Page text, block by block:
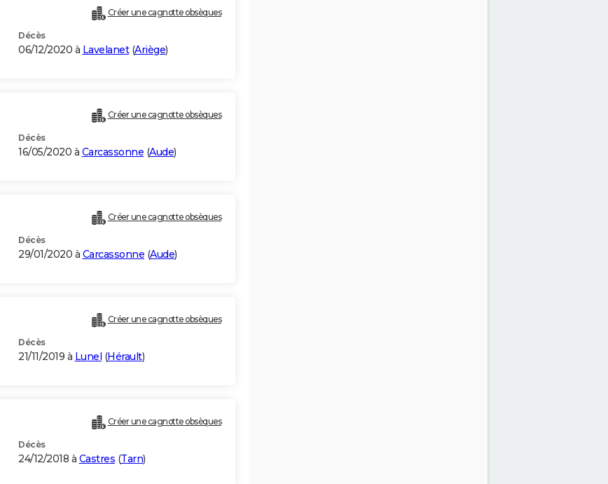
Créer une cagnotte obsèques
Décès
06/12/2020 à Lavelanet(Ariège)
Créer une cagnotte obsèques
Décès
16/05/2020 à Carcassonne (Aude)
Créer une cagnotte obsèques
Décès
29/01/2020 à Carcassonne (Aude)
Créer une cagnotte obsèques
Décès
21/11/2019 à Lunel (Hérault)
Créer une cagnotte obsèques
Décès
24/12/2018 à Castres (Tarn)